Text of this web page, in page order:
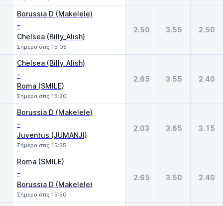
Borussia D (Makelele)
-
Chelsea (Billy_Alish)
Σήμερα στις 15:05
2.50 3.55 2.50
Chelsea (Billy_Alish)
-
Roma (SMILE)
Σήμερα στις 15:20
2.65 3.55 2.40
Borussia D (Makelele)
-
Juventus (JUMANJI)
Σήμερα στις 15:35
2.03 3.65 3.15
Roma (SMILE)
-
Borussia D (Makelele)
Σήμερα στις 15:50
2.65 3.50 2.40